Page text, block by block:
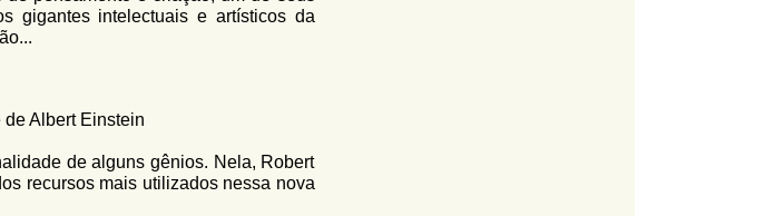
gigantes intelectuais e artísticos da
Albert Einstein
de alguns gênios. Nela, Robert
recursos mais utilizados nessa nova